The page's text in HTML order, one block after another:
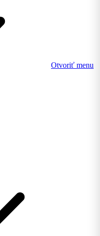
Otvoriť menu